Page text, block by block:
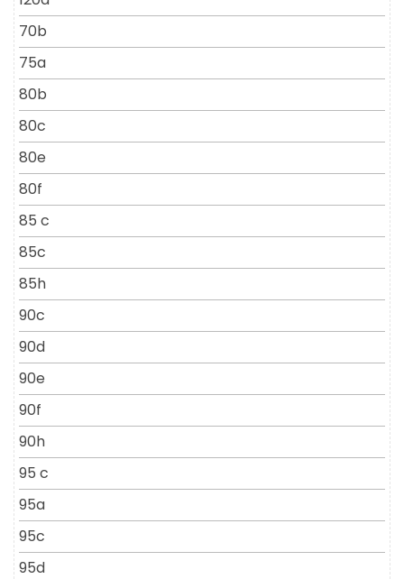
70b
75a
80b
80c
80e
80f
85 c
85c
85h
90c
90d
90e
90f
90h
95 c
95a
95c
95d